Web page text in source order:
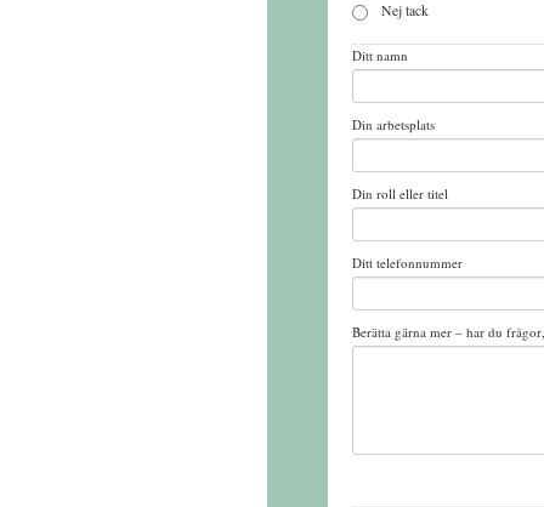
Nej tack
Ditt namn
Din arbetsplats
Din roll eller titel
Ditt telefonnummer
Berätta gärna mer – har du